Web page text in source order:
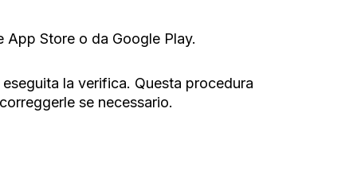
Store o da Google Play.
la verifica. Questa procedura
se necessario.